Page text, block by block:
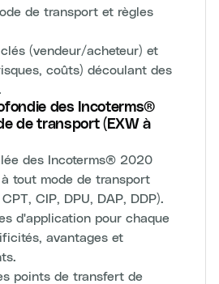
de transport et règles
(vendeur/acheteur) et
coûts) découlant des
des Incoterms®
de transport (EXW à
des Incoterms® 2020
tout mode de transport
CIP, DPU, DAP, DDP).
d'application pour chaque
avantages et
points de transfert de